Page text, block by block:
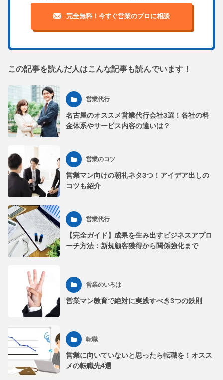
完全無料！今すぐ営業のプロに相談
この記事を読んだ人はこんな記事も読んでいます！
営業代行
名古屋のオススメ営業代行会社3選！各社の料
金体系やサービス内容の違いは？
営業のコツ
営業マン向けの朝礼ネタ3つ！アイデア出しの
コツも紹介
営業代行
【完全ガイド】成果を生み出すビジネスアプロ
ーチ方法：新規顧客獲得から関係強化まで
営業のいろは
営業マン教育で絶対に実践すべき3つの鉄則
転職
営業に向いていないと思ったら転職を！オスス
メの転職先4選